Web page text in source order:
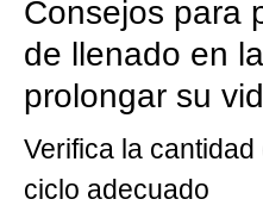
Consejos para
de llenado en
prolongar su
Verifica la cantidad
ciclo adecuado